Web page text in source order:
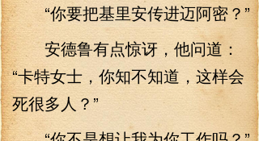
“你要把基里安传进迈阿密？”
安德鲁有点惊讶，他问道：
“卡特女士，你知不知道，这样会
死很多人？”